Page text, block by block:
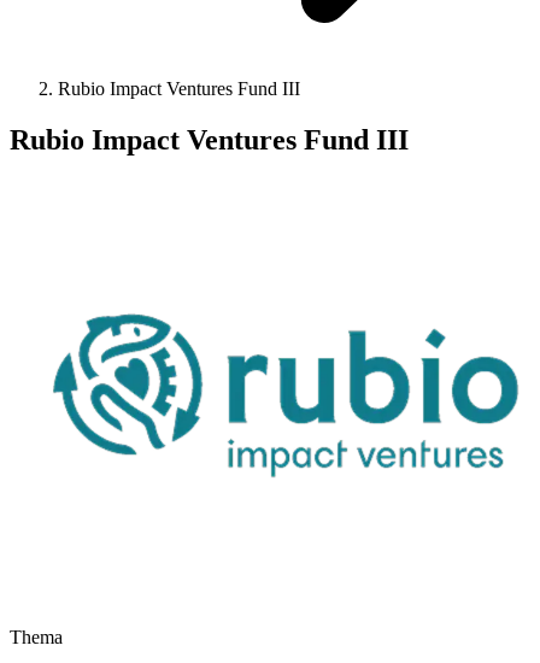
Rubio Impact Ventures Fund III
Rubio Impact Ventures Fund III
Thema